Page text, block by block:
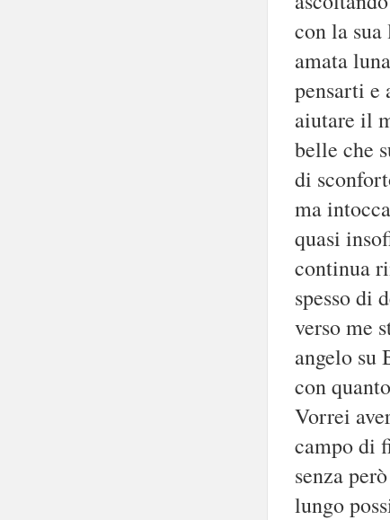
con la
amata
pensarti e
aiutare il
belle che
di
ma
quasi
continua
spesso di
verso me
angelo su
con
Vorrei
campo di
senza
lungo